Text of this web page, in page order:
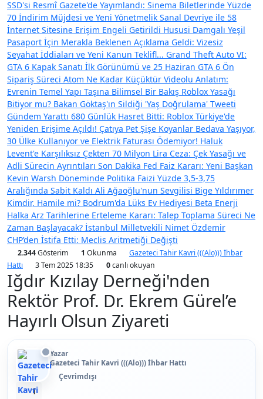
SSD'si Resmî Gazete'de Yayımlandı: Sinema Biletlerinde Yüzde
70 İndirim Müjdesi ve Yeni Yönetmelik Sanal Devriye ile 58
İnternet Sitesine Erişim Engeli Getirildi Hususi Damgalı Yeşil
Pasaport İçin Merakla Beklenen Açıklama Geldi: Vizesiz
Seyahat İddiaları ve Yeni Kanun Teklifl... Grand Theft Auto VI:
GTA 6 Kapak Sanatı İlk Görünümü ve 25 Haziran GTA 6 Ön
Sipariş Süreci Atom Ne Kadar Küçüktür Videolu Anlatım:
Evrenin Temel Yapı Taşına Bilimsel Bir Bakış Roblox Yasağı
Bitiyor mu? Bakan Göktaş'ın Sildiği 'Yaş Doğrulama' Tweeti
Gündem Yarattı 680 Günlük Hasret Bitti: Roblox Türkiye'de
Yeniden Erişime Açıldı! Çatıya Pet Şişe Koyanlar Bedava Yaşıyor,
30 Ülke Kullanıyor ve Elektrik Faturası Ödemiyor! Haluk
Levent'e Karşılıksız Çekten 70 Milyon Lira Ceza: Çek Yasağı ve
Adli Sürecin Ayrıntıları Son Dakika Fed Faiz Kararı: Yeni Başkan
Kevin Warsh Döneminde Politika Faizi Yüzde 3,5-3,75
Aralığında Sabit Kaldı Ali Ağaoğlu'nun Sevgilisi Bige Yıldırımer
Kimdir, Hamile mi? Bodrum'da Lüks Ev Hediyesi Beta Enerji
Halka Arz Tarihlerine Erteleme Kararı: Talep Toplama Süreci Ne
Zaman Başlayacak? İstanbul Milletvekili Nimet Özdemir
CHP’den İstifa Etti: Meclis Aritmetiği Değişti
2.344Gösterim 1 Okunma
Gazeteci Tahir Kavri (((Alo))) İhbar
Hattı
3 Tem 2025 18:35 0canlı okuyan
Iğdır Kızılay Derneği'nden
Rektör Prof. Dr. Ekrem Gürel’e
Hayırlı Olsun Ziyareti
Yazar
Gazeteci Tahir Kavri (((Alo))) İhbar Hattı
Çevrimdışı
Beğen
1